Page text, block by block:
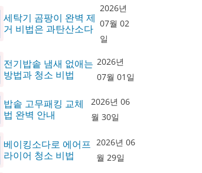
세탁기 곰팡이 완벽 제
거 비법은 과탄산소다
2026년
07월 02
일
전기밥솥 냄새 없애는
방법과 청소 비법
2026년
07월 01일
밥솥 고무패킹 교체
법 완벽 안내
2026년 06
월 30일
베이킹소다로 에어프
라이어 청소 비법
2026년 06
월 29일